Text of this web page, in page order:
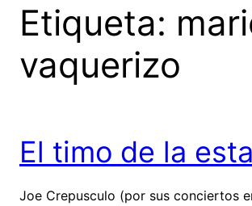
Etiqueta:
vaquerizo
El timo de la
Joe Crepusculo (por sus conciertos